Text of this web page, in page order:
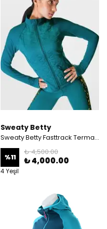
Sweaty Betty
Sweaty Betty Fasttrack Termal Yeşil Ceket
%11
₺ 4,500.00
₺ 4,000.00
4 Yeşil